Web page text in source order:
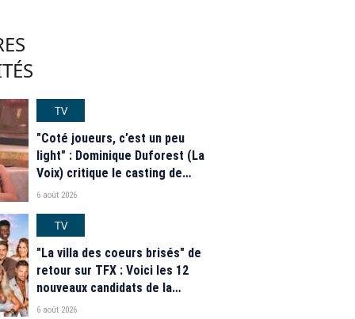
TV
"Coté joueurs, c’est un peu
light" : Dominique Duforest (La
Voix) critique le casting de
"Secret Story" 2026
6 août 2026
TV
"La villa des coeurs brisés" de
retour sur TFX : Voici les 12
nouveaux candidats de la
saison 2026
6 août 2026